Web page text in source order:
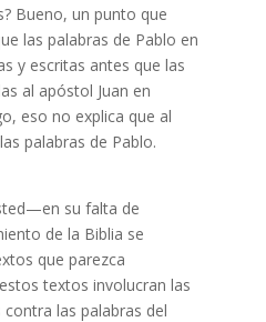
Bueno, un punto que
las palabras de Pablo en
y escritas antes que las
al apóstol Juan en
eso no explica que al
palabras de Pablo.
su falta de
de la Biblia se
que parezca
textos involucran las
las palabras del